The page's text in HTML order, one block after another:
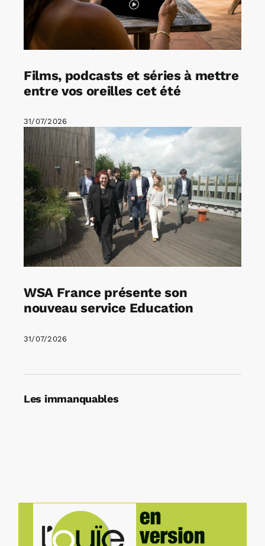
Films, podcasts et séries à mettre
entre vos oreilles cet été
31/07/2026
WSA France présente son
nouveau service Education
31/07/2026
Les immanquables